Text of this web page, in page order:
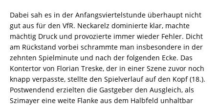
Dabei sah es in der Anfangsviertelstunde überhaupt nicht
gut aus für den VfR. Neckarelz dominierte klar, machte
mächtig Druck und provozierte immer wieder Fehler. Dicht
am Rückstand vorbei schrammte man insbesondere in der
zehnten Spielminute und nach der folgenden Ecke. Das
Kontertor von Florian Treske, der in einer Szene zuvor noch
knapp verpasste, stellte den Spielverlauf auf den Kopf (18.).
Postwendend erzielten die Gastgeber den Ausgleich, als
Szimayer eine weite Flanke aus dem Halbfeld unhaltbar